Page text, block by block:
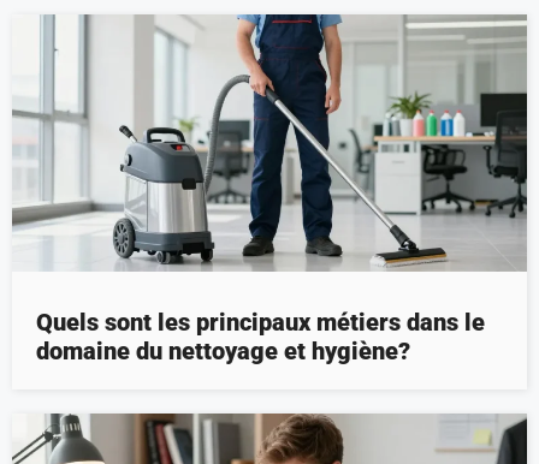
Quels sont les principaux métiers dans le
domaine du nettoyage et hygiène?